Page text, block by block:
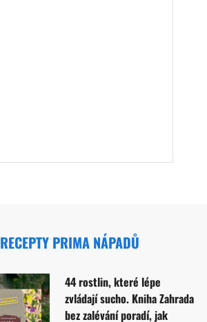
RECEPTY PRIMA NÁPADŮ
44 rostlin, které lépe
zvládají sucho. Kniha Zahrada
bez zalévání poradí, jak